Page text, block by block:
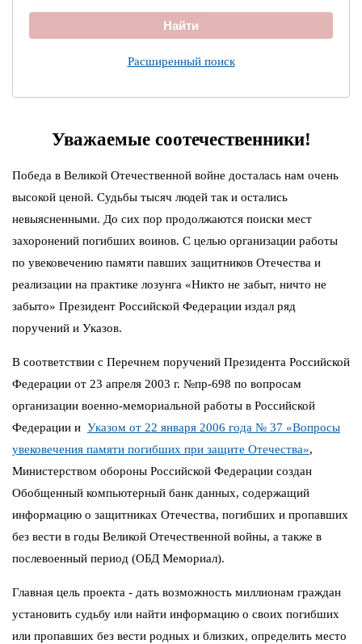
Найти
Расширенный поиск
Уважаемые соотечественники!
Победа в Великой Отечественной войне досталась нам очень
высокой ценой. Судьбы тысяч людей так и остались
невыясненными. До сих пор продолжаются поиски мест
захоронений погибших воинов. С целью организации работы
по увековечению памяти павших защитников Отечества и
реализации на практике лозунга «Никто не забыт, ничто не
забыто» Президент Российской Федерации издал ряд
поручений и Указов.
В соответствии с Перечнем поручений Президента Российской
Федерации от 23 апреля 2003 г. №пр-698 по вопросам
организации военно-мемориальной работы в Российской
Федерации и Указом от 22 января 2006 года № 37 «Вопросы
увековечения памяти погибших при защите Отечества»,
Министерством обороны Российской Федерации создан
Обобщенный компьютерный банк данных, содержащий
информацию о защитниках Отечества, погибших и пропавших
без вести в годы Великой Отечественной войны, а также в
послевоенный период (ОБД Мемориал).
Главная цель проекта - дать возможность миллионам граждан
установить судьбу или найти информацию о своих погибших
или пропавших без вести родных и близких, определить место